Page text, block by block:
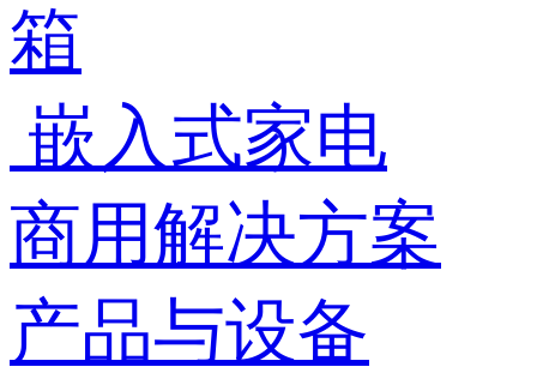
箱
嵌入式家电
商用解决方案
产品与设备